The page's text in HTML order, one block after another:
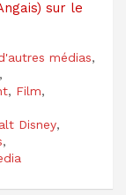
sur le
médias,
,
, Film,
Disney,
,